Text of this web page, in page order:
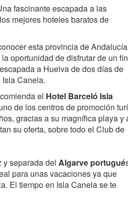
fascinante escapada a las
mejores hoteles baratos de
esta provincia de Andalucía
oportunidad de disfrutar de un fin
a Huelva de dos días de
Canela.
el Hotel Barceló Isla
de los centros de promoción
gracias a su magnífica playa y
su oferta, sobre todo el Club de
y separada del Algarve portugué
para unas vacaciones ya que
El tiempo en Isla Canela se te